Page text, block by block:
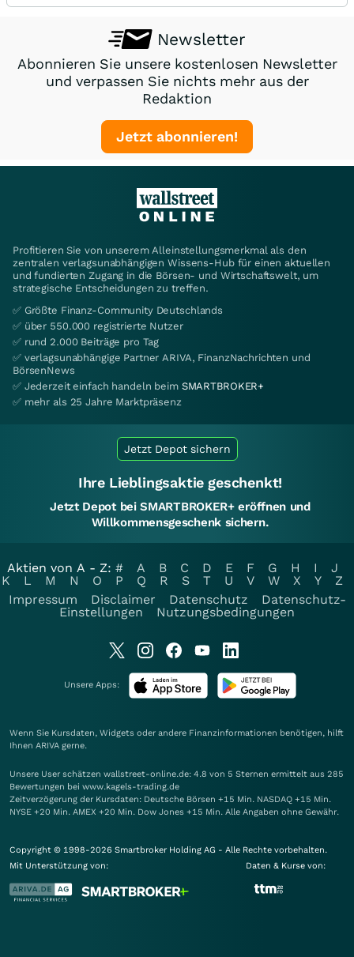
Newsletter
Abonnieren Sie unsere kostenlosen Newsletter
und verpassen Sie nichts mehr aus der
Redaktion
Jetzt abonnieren!
Profitieren Sie von unserem Alleinstellungsmerkmal als den
zentralen verlagsunabhängigen Wissens-Hub für einen aktuellen
und fundierten Zugang in die Börsen- und Wirtschaftswelt, um
strategische Entscheidungen zu treffen.
✅ Größte Finanz-Community Deutschlands
✅ über 550.000 registrierte Nutzer
✅ rund 2.000 Beiträge pro Tag
✅ verlagsunabhängige Partner ARIVA, FinanzNachrichten und
BörsenNews
✅ Jederzeit einfach handeln beim SMARTBROKER+
✅ mehr als 25 Jahre Marktpräsenz
Jetzt Depot sichern
Ihre Lieblingsaktie geschenkt!
Jetzt Depot bei SMARTBROKER+ eröffnen und
Willkommensgeschenk sichern.
Aktien von A - Z: # A B C D E F G H I
J
K
L M N O P Q R S T U V W X Y
Z
Impressum
Disclaimer Datenschutz
Datenschutz-
Einstellungen
Nutzungsbedingungen
Unsere Apps:
Wenn Sie Kursdaten, Widgets oder andere Finanzinformationen benötigen, hilft
Ihnen ARIVA gerne.
Unsere User schätzen wallstreet-online.de: 4.8 von 5 Sternen ermittelt aus 285
Bewertungen bei www.kagels-trading.de
Zeitverzögerung der Kursdaten: Deutsche Börsen +15 Min. NASDAQ +15 Min.
NYSE +20 Min. AMEX +20 Min. Dow Jones +15 Min. Alle Angaben ohne Gewähr.
Copyright © 1998-2026 Smartbroker Holding AG - Alle Rechte vorbehalten.
Mit Unterstützung von:
Daten & Kurse von: